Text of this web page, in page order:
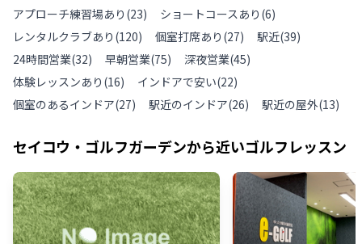
アプローチ練習場あり (23) ショートコースあり (6)
レンタルクラブあり (120) 個室打席あり (27) 駅近(39)
24時間営業(32) 早朝営業(75) 深夜営業(45)
体験レッスンあり (16) インドアで安い(22)
個室のあるインドア(27) 駅近のインドア(26) 駅近の屋外(13)
セイコウ・ゴルフガーデンから近いゴルフレッスン